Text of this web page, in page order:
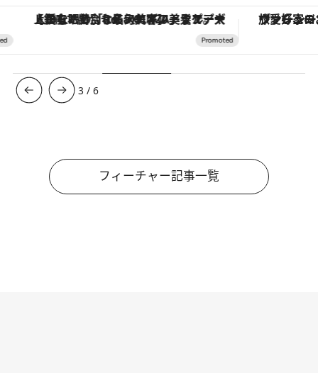
【銀座で出合う最旬美容】美髪ケアや上質な眠り…セルフケアのアップデートから、特別な名入れギフトまで。大人のための「ReFa GINZA」クルーズ ヴァシュロン・コンスタンタ
3 /6
フィーチャー記事一覧